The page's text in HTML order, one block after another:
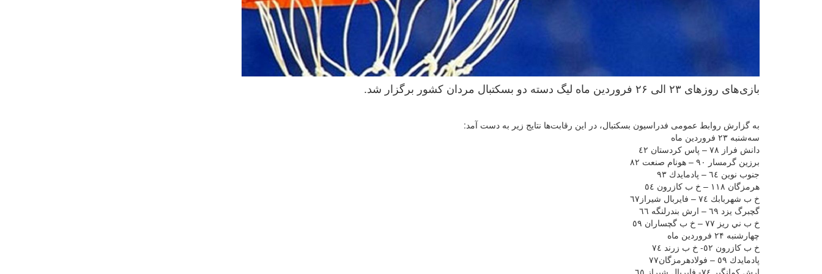
بازی‌های روزهای ۲۳ الی ۲۶ فروردین ماه لیگ دسته دو بسکتبال مردان کشور برگزار شد.
به گزارش روابط عمومی فدراسیون بسکتبال، در این رقابت‌ها نتایج زیر به دست آمد:
سه‌شنبه ۲۳ فروردین ماه
دانش فراز ٧٨ – پاس كردستان ٤٢
برزين گرمسار ٩٠ – هونام صنعت ٨٢
جنوب نوين ٦٤ – پادمايدك ٩٣
هرمزگان ١١٨ – خ ب كازرون ٥٤
خ ب شهربابك ٧٤ – فايربال شيراز٦٧
گچبرگ يزد ٦٩ – ارش بندرلنگه ٦٦
خ ب ني ريز ٧٧ – خ ب گچساران ٥٩
چهارشنبه ۲۴ فروردین ماه
خ ب كازرون ٥٢- خ ب زرند ٧٤
پادمايدك ٥٩ – فولادهرمزگان٧٧
ارش كمانگير ٧٤- فايربال شيراز ٦٥